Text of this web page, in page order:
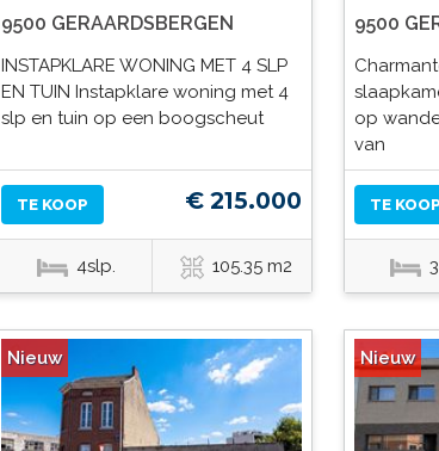
9500 GERAARDSBERGEN
INSTAPKLARE WONING MET 4 SLP
EN TUIN Instapklare woning met 4
slp en tuin op een boogscheut
TE KOOP € 215.000
4slp. 105.35 m2
9500
op
van
TE KOOP
Nieuw Nieuw